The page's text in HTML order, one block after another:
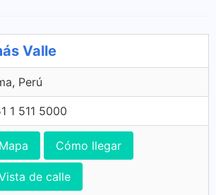
Valle
Perú
1 511 5000
Mapa Cómo llegar
de calle